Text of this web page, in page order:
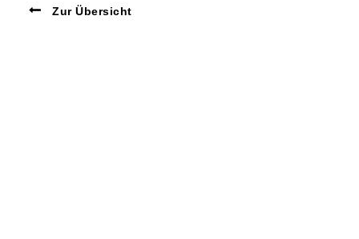
Zur Übersicht